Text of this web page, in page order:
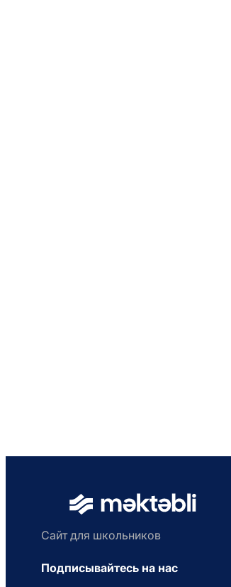
Сайт для школьников
Подписывайтесь на нас